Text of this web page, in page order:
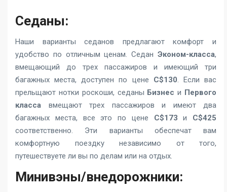
Седаны:
Наши варианты седанов предлагают комфорт и
удобство по отличным ценам. Седан Эконом-класса,
вмещающий до трех пассажиров и имеющий три
багажных места, доступен по цене C$130. Если вас
прельщают нотки роскоши, седаны Бизнеси Первого
класса вмещают трех пассажиров и имеют два
багажных места, все это по цене C$173 и C$425
соответственно. Эти варианты обеспечат вам
комфортную поездку независимо от того,
путешествуете ли вы по делам или на отдых.
Минивэны/внедорожники: